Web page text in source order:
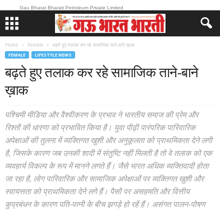
Gau Bharat Bharati Petroleum Private Limited
Home Female बढ़ते हुए तलाक कर रहे सामाजिक ताने-बाने ख़ाक
FEMALE LIFESTYLE NEWS
बढ़ते हुए तलाक कर रहे सामाजिक ताने-बाने
ख़ाक
पश्चिमी मीडिया और वैश्वीकरण के प्रभाव ने भारतीय समाज की प्रेम और
रिश्तों की धारणा को प्रभावित किया है। युवा पीढ़ी पारंपरिक पारिवारिक
अपेक्षाओं की तुलना में व्यक्तिगत खुशी और अनुकूलता को प्राथमिकता देने लगी
है, जिसके कारण जब उनकी शादी में संतुष्टि नहीं मिलती है तो वे तलाक को एक
व्यवहार्य विकल्प के रूप में मानने लगते हैं। जैसे भारत अधिक व्यक्तिवादी होता
जा रहा है, लोग पारिवारिक और सामाजिक अपेक्षाओं पर व्यक्तिगत खुशी और
स्वायत्तता को प्राथमिकता देने लगे हैं। पैसों पर असहमति और वित्तीय
कुप्रबंधन के कारण पति-पत्नी के बीच झगड़े हो रहें हैं। असंगत पालन-पोषण